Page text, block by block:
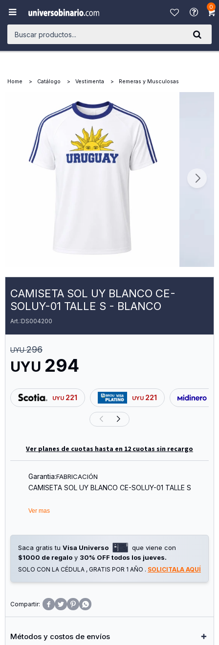
0

Home Catálogo Vestimenta Remeras y Musculosas
CAMISETA SOL UY BLANCO CE-
SOLUY-01 TALLE S - BLANCO
DS004200
UYU 294
UYU 296
UYU 221 UYU 221
Ver planes de cuotas hasta en 12 cuotas sin recargo
Garantia:FABRICACIÓN
CAMISETA SOL UY BLANCO CE-SOLUY-01 TALLE S
Ver mas
Saca gratis tu Visa Universo
que viene con
$1000 de regalo y 30% OFF todos los jueves.
SOLO CON LA CÉDULA , GRATIS POR 1 AÑO . SOLICITALA AQUÍ
   
Métodos y costos de envíos